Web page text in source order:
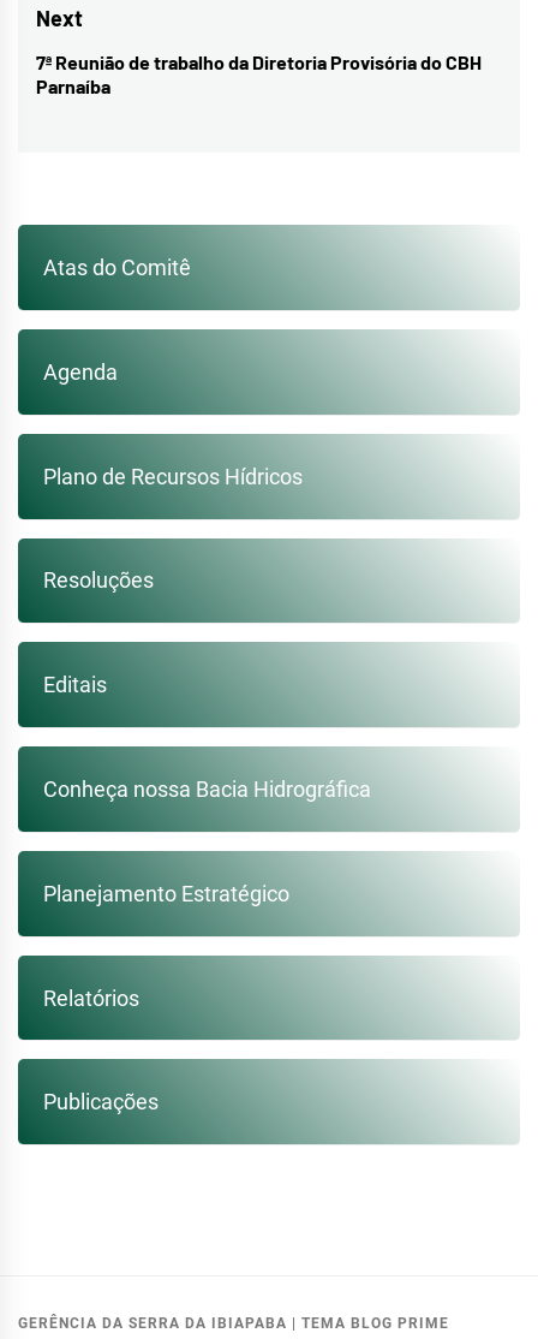
Post
post:
Next
Next
post:
7ª Reunião de trabalho da Diretoria Provisória do CBH
Parnaíba
Atas do Comitê
Agenda
Plano de Recursos Hídricos
Resoluções
Editais
Conheça nossa Bacia Hidrográfica
Planejamento Estratégico
Relatórios
Publicações
GERÊNCIA DA SERRA DA IBIAPABA
TEMA BLOG PRIME